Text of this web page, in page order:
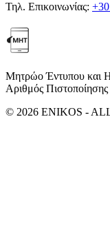
Τηλ. Επικοινωνίας:
Μητρώο Έντυπου και
Αριθμός
© 2026 ENIKOS -